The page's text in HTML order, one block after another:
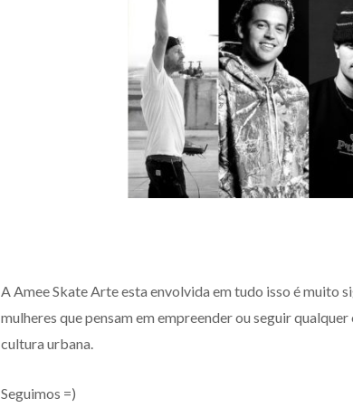
A Amee Skate Arte esta envolvida em tudo isso é muito
mulheres que pensam em empreender ou seguir
cultura urbana.
Seguimos =)